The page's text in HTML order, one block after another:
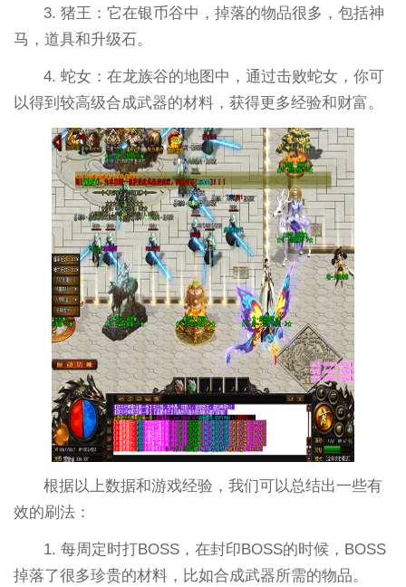
3. 猪王：它在银币谷中，掉落的物品很多，包括神
马，道具和升级石。
4. 蛇女：在龙族谷的地图中，通过击败蛇女，你可
以得到较高级合成武器的材料，获得更多经验和财富。
根据以上数据和游戏经验，我们可以总结出一些有
效的刷法：
1. 每周定时打BOSS，在封印BOSS的时候，BOSS
掉落了很多珍贵的材料，比如合成武器所需的物品。